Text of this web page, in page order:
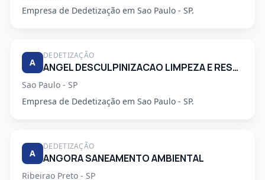
Empresa de Dedetização em Sao Paulo - SP.
A
DEDETIZAÇÃO
ANGEL DESCULPINIZACAO LIMPEZA E RESTAURACAO DE CAIXAS DAGUA E CONTROLE DE PRAGAS LTDA
Sao Paulo - SP
Empresa de Dedetização em Sao Paulo - SP.
A
DEDETIZAÇÃO
ANGORA SANEAMENTO AMBIENTAL
Ribeirao Preto - SP